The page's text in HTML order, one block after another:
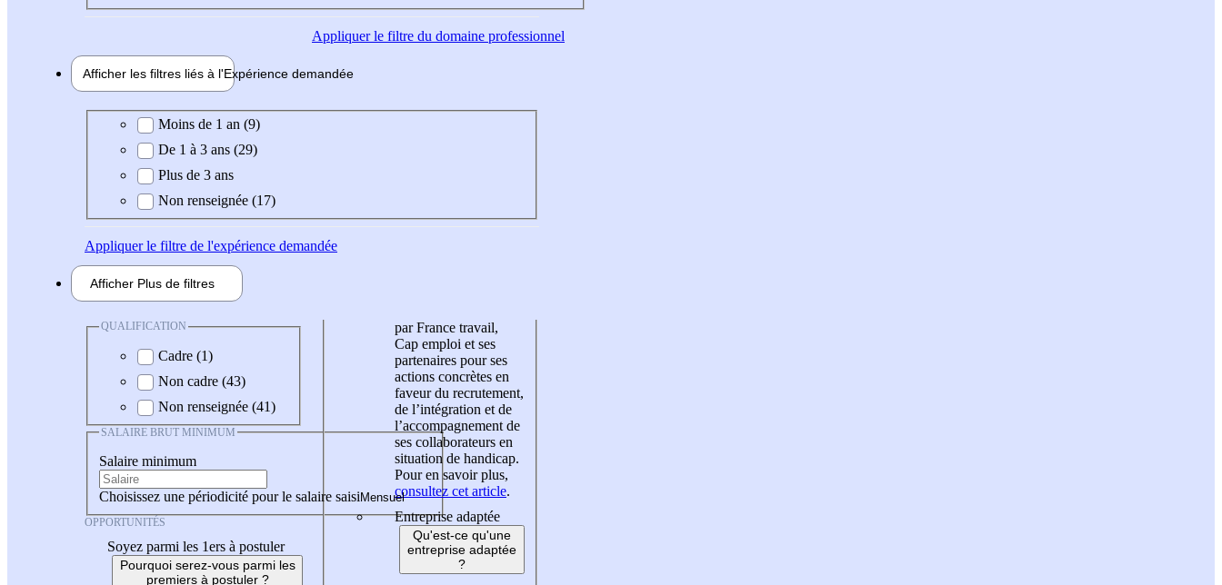
Appliquerle filtre du domaine professionnel
Afficher les filtres liés à l'Expérience demandée
Expérience demandée
Moins de 1 an (9)
De 1 à 3 ans (29)
Plus de 3 ans
Non renseignée (17)
Appliquerle filtre de l'expérience demandée
Afficher Plus de filtres
QUALIFICATION
Cadre (1)
Non cadre (43)
Non renseignée (41)
SALAIRE BRUT MINIMUM
Salaire minimum
Choisissez une périodicité pour le salaire saisi
OPPORTUNITÉS
Soyez parmi les 1ers à postuler
Pourquoi serez-vous parmi les
premiers à postuler ?
par France travail,
Cap emploi et ses
partenaires pour ses
actions concrètes en
faveur du recrutement,
de l’intégration et de
l’accompagnement de
ses collaborateurs en
situation de handicap.
Pour en savoir plus,
consultez cet article.
Entreprise adaptée
Qu'est-ce qu'une
entreprise adaptée
?